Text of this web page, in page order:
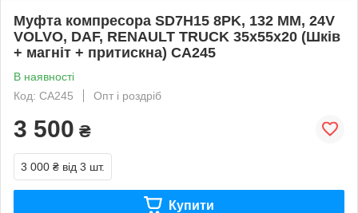
Муфта компресора SD7H15 8PK, 132 MM, 24V
VOLVO, DAF, RENAULT TRUCK 35x55x20 (Шків
+ магніт + притискна) CA245
В наявності
Код: CA245
Опт і роздріб
3 500 ₴
3 000 ₴ від 3 шт.
Купити